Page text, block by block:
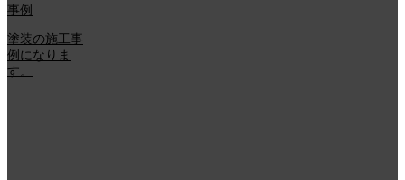
事例
塗装の施工事
例になりま
す。